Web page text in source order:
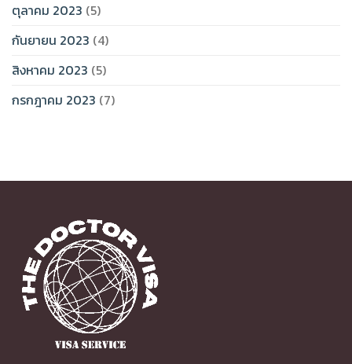
ตุลาคม 2023 (5)
กันยายน 2023 (4)
สิงหาคม 2023 (5)
กรกฎาคม 2023 (7)